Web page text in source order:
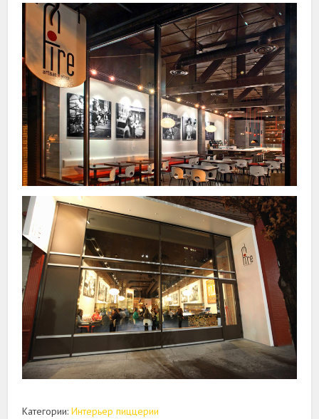
Категории:Интерьер пиццерии